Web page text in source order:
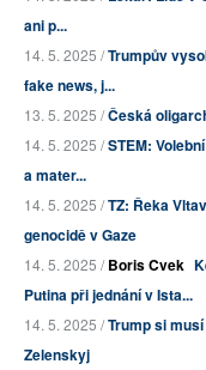
ani p...
14. 5. 2025 /Trumpův
fake news, j...
13. 5. 2025 /Česká
14. 5. 2025 /STEM:
a mater...
14. 5. 2025 /TZ: Řeka
genocidě v Gaze
14. 5. 2025 /Boris Cvek
Putina při jednání v Ista...
14. 5. 2025 /Trump si
Zelenskyj